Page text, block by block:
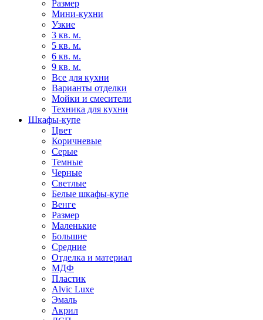
Размер
Мини-кухни
Узкие
3 кв. м.
5 кв. м.
6 кв. м.
9 кв. м.
Все для кухни
Варианты отделки
Мойки и смесители
Техника для кухни
Шкафы-купе
Цвет
Коричневые
Серые
Темные
Черные
Светлые
Белые шкафы-купе
Венге
Размер
Маленькие
Большие
Средние
Отделка и материал
МДФ
Пластик
Alvic Luxe
Эмаль
Акрил